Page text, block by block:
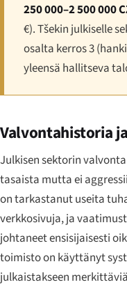
250 000–2 500 000
€). Tšekin julkiselle
osalta kerros 3
yleensä hallitseva
Valvontahistoria
Julkisen sektorin
tasaista mutta ei
on tarkastanut useita
verkkosivuja, ja
johtaneet ensisijaisesti
toimisto on käyttänyt
julkaistakseen